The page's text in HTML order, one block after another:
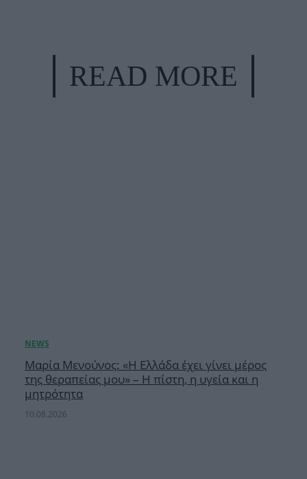
READ MORE
Μαρία Μενούνος: «Η Ελλάδα έχει γίνει μέρος
της θεραπείας μου» – Η πίστη, η υγεία και η
μητρότητα
10.08.2026